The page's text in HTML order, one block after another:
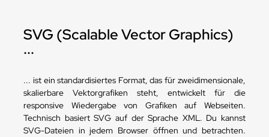
SVG (Scalable Vector Graphics)
...
... ist ein standardisiertes Format, das für zweidimensionale,
skalierbare Vektorgrafiken steht, entwickelt für die
responsive Wiedergabe von Grafiken auf Webseiten.
Technisch basiert SVG auf der Sprache XML. Du kannst
SVG-Dateien in jedem Browser öffnen und betrachten.